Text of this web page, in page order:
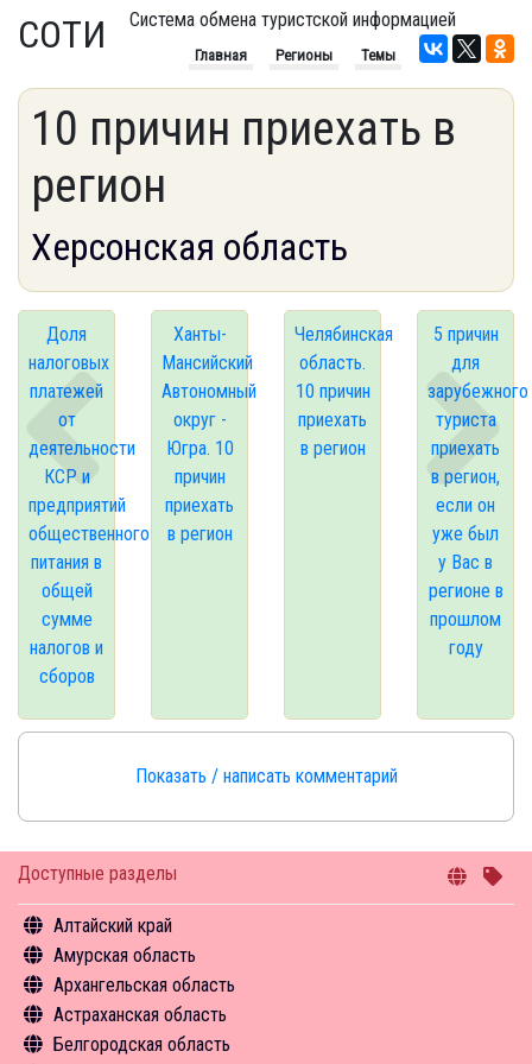
СОТИ Система обмена туристской информацией
Главная Регионы Темы
Доступные разделы
Алтайский край
Общая информация
Объекты туристского притяжения
Инфрастуктура туризма
Туризм в цифрах
Амурская область
Общая информация
Объекты туристского притяжения
Инфрастуктура туризма
Архангельская область
Общая информация
Объекты туристского притяжения
Астраханская область
Общая информация
Белгородская область
10 причин приехать в
регион
Херсонская область
Доля
налоговых
платежей
от
деятельности
КСР и
предприятий
общественного
питания в
общей
сумме
налогов и
сборов
Ханты-
Мансийский
Автономный
округ -
Югра. 10
причин
приехать
в регион
Челябинская
область.
10 причин
приехать
в регион
5 причин
для
зарубежного
туриста
приехать
в регион,
если он
уже был
у Вас в
регионе в
прошлом
году
Показать / написать комментарий